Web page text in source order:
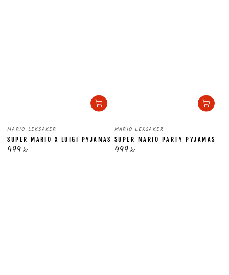
Säljare:
MARIO LEKSAKER
SUPER MARIO X LUIGI PYJAMAS
Ordinarie
499 kr
Säljare:
MARIO LEKSAKER
SUPER MARIO PARTY PYJAMAS
Ordinarie
499 kr